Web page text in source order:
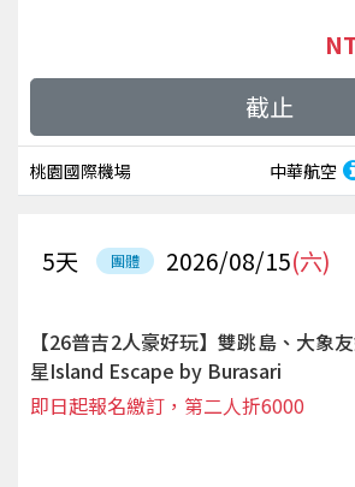
桃園國際機場 中華航空
截止
團體 2026/08/15(六)
5天
【26普吉2人豪好玩】雙跳島、大象
星Island Escape by Burasari
即日起報名繳訂，第二人折6000